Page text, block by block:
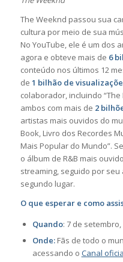
The Weeknd passou sua
cultura por meio de sua
No YouTube, ele é um dos
agora e obteve mais de 6
conteúdo nos últimos 12
de 1 bilhão de
colaborador, incluindo “The
ambos com mais de 2
artistas mais ouvidos do
Book, Livro dos Recordes
Mais Popular do Mundo”.
o álbum de R&B mais
streaming, seguido por seu
segundo lugar.
O que esperar e como
Quando: 7 de
Onde: Fãs de todo o
acessando o Canal